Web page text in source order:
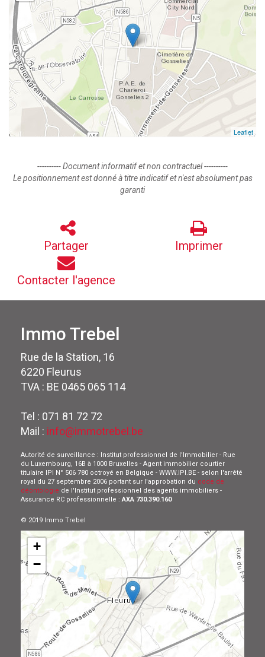
Leaflet
---------- Document informatif et non contractuel ----------
Le positionnement est donné à titre indicatif et n'est absolument pas
garanti
Partager Imprimer
Contacter l'agence
Immo Trebel
Rue de la Station, 16
6220 Fleurus
TVA : BE 0465 065 114
Tel : 071 81 72 72
Mail : info@immotrebel.be
Autorité de surveillance : Institut professionnel de l'Immobilier - Rue
du Luxembourg, 16B à 1000 Bruxelles - Agent immobilier courtier
titulaire IPI N° 506 780 octroyé en Belgique - WWW.IPI.BE - selon l'arrêté
royal du 27 septembre 2006 portant sur l'approbation du code de
déontologie de l'Institut professionnel des agents immobiliers -
Assurance RC professionnelle :AXA 730.390.160
© 2019 Immo Trebel
+
−